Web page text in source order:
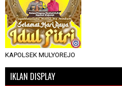
KAPOLSEK MULYOREJO
IKLAN DISPLAY